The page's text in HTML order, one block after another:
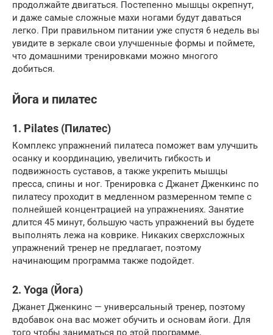
продолжайте двигаться. Постепенно мышцы окрепнут,
и даже самые сложные махи ногами будут даваться
легко. При правильном питании уже спустя 6 недель вы
увидите в зеркале свои улучшенные формы и поймете,
что домашними тренировками можно многого
добиться.
Йога и пилатес
1. Pilates (Пилатес)
Комплекс упражнений пилатеса поможет вам улучшить
осанку и координацию, увеличить гибкость и
подвижность суставов, а также укрепить мышцы
пресса, спины и ног. Тренировка с Джанет Дженкинс по
пилатесу проходит в медленном размеренном темпе с
полнейшей концентрацией на упражнениях. Занятие
длится 45 минут, большую часть упражнений вы будете
выполнять лежа на коврике. Никаких сверхсложных
упражнений тренер не предлагает, поэтому
начинающим программа также подойдет.
2. Yoga (Йога)
Джанет Дженкинс — универсальный тренер, поэтому
вдобавок она вас может обучить и основам йоги. Для
того чтобы заниматься по этой программе,